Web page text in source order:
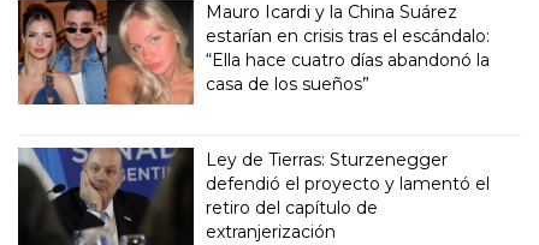
Mauro Icardi y la China Suárez
estarían en crisis tras el escándalo:
“Ella hace cuatro días abandonó la
casa de los sueños”
Ley de Tierras: Sturzenegger
defendió el proyecto y lamentó el
retiro del capítulo de
extranjerización